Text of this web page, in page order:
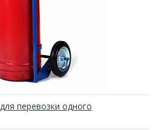
перевозки одного